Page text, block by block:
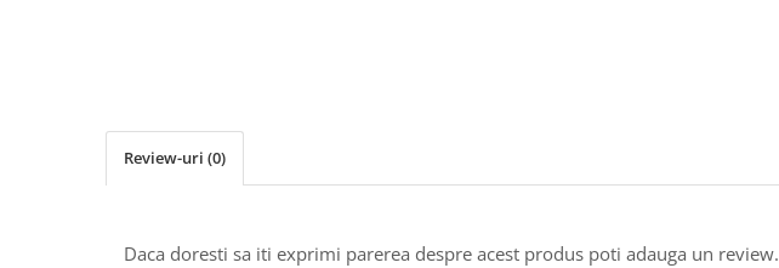
Review-uri (0)
Daca doresti sa iti exprimi parerea despre acest produs poti adauga un review.